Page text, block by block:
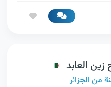
زين العابد